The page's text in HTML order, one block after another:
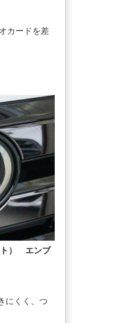
カードを差
ト） エンブ
にくく、つ